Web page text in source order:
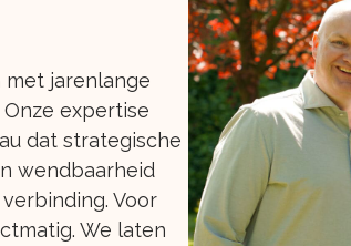
met jarenlange
expertise
dat strategische
wendbaarheid
Voor
We laten